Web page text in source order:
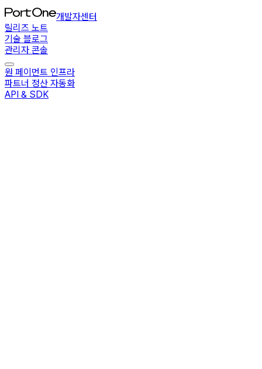
개발자센터
릴리즈 노트
기술 블로그
관리자 콘솔
원 페이먼트 인프라
파트너 정산 자동화
API & SDK